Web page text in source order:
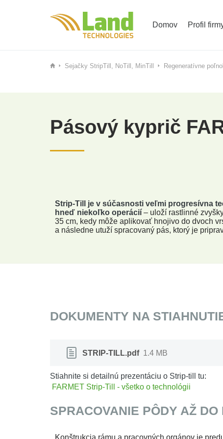
Domov Profil
Sejačky StripTill, NoTill, MinTill Regeneratívne
Pásový kyprič
Strip-Till je v súčasnosti veľmi progresívna
hneď niekoľko operácií – uloží rastlinné
35 cm, kedy môže aplikovať hnojivo do dvoch
a následne utuží spracovaný pás, ktorý je
DOKUMENTY NA
STRIP-TILL.pdf 1.4 MB
Stiahnite si detailnú prezentáciu o Strip-till tu:
FARMET Strip-Till - všetko o technológii
SPRACOVANIE PÔDY AŽ
Konštrukcia rámu a pracovných orgánov je